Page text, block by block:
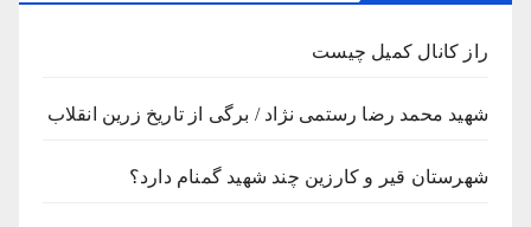
راز کانال کمیل چیست
شهید محمد رضا رستمی نژاد / برگی از تاریخ زرین انقلاب
شهرستان قیر و کارزین چند شهید گمنام دارد؟